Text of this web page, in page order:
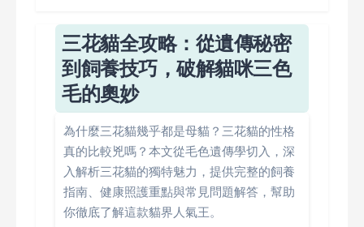
三花貓全攻略：從遺傳秘密
到飼養技巧，破解貓咪三色
毛的奧妙
為什麼三花貓幾乎都是母貓？三花貓的性格
真的比較兇嗎？本文從毛色遺傳學切入，深
入解析三花貓的獨特魅力，提供完整的飼養
指南、健康照護重點與常見問題解答，幫助
你徹底了解這款貓界人氣王。